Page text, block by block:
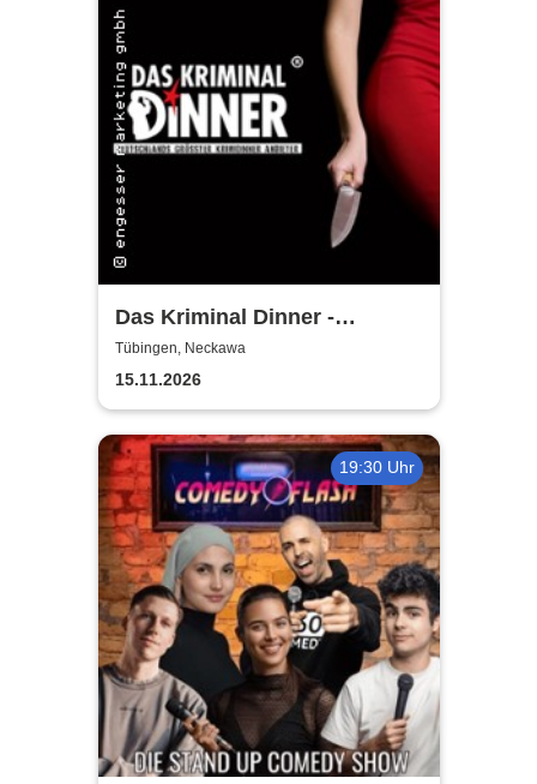
Das Kriminal Dinner -
Alpenkrimi: Knödelmord beim
Gipfeltreffen
Tübingen, Neckawa
15.11.2026
19:30 Uhr